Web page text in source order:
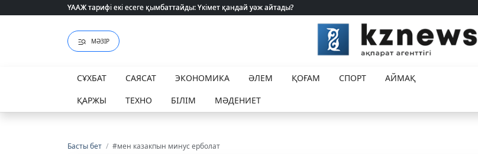
ҮААЖ тарифі екі есеге қымбаттайды: Үкімет қандай уәж айтады?
ҮААЖ тарифі екі есеге қымбаттайды: Үкімет қандай уәж айтады?
МӘЗІР
СҰХБАТ САЯСАТ ЭКОНОМИКА ӘЛЕМ ҚОҒАМ СПОРТ
АЙМАҚ
ҚАРЖЫ
ТЕХНО БІЛІМ МӘДЕНИЕТ
Басты бет / #мен казакпын минус ерболат